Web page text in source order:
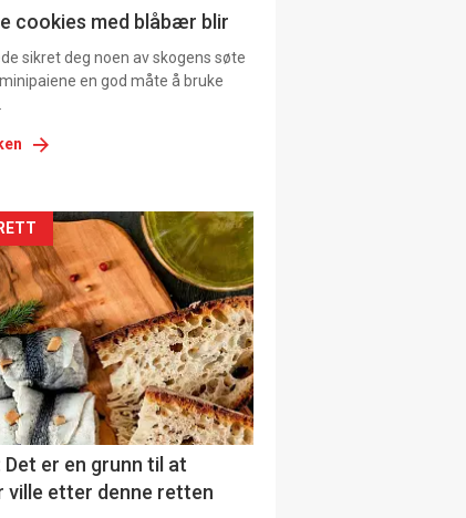
cookies med blåbær blir
sikret deg noen av skogens søte
en god måte å bruke
Det er en grunn til at
ville etter denne retten